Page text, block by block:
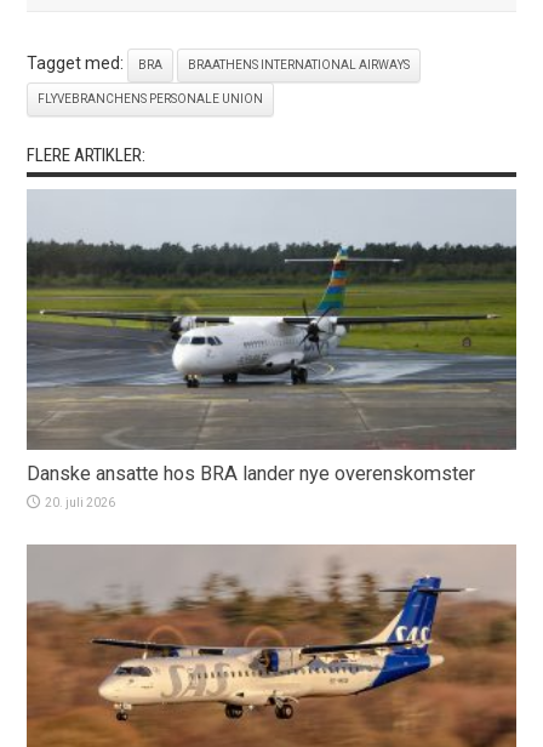
Tagget med: BRA BRAATHENS INTERNATIONAL AIRWAYS
FLYVEBRANCHENS PERSONALE UNION
FLERE ARTIKLER:
Danske ansatte hos BRA lander nye overenskomster
20. juli 2026